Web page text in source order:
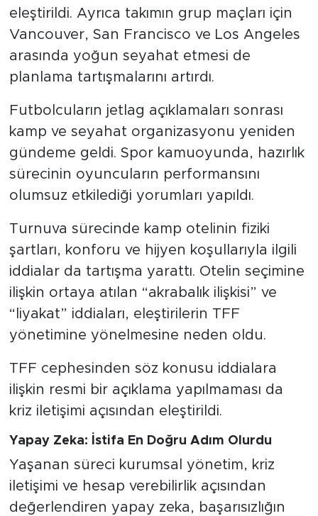
eleştirildi. Ayrıca takımın grup maçları için
Vancouver, San Francisco ve Los Angeles
arasında yoğun seyahat etmesi de
planlama tartışmalarını artırdı.
Futbolcuların jetlag açıklamaları sonrası
kamp ve seyahat organizasyonu yeniden
gündeme geldi. Spor kamuoyunda, hazırlık
sürecinin oyuncuların performansını
olumsuz etkilediği yorumları yapıldı.
Turnuva sürecinde kamp otelinin fiziki
şartları, konforu ve hijyen koşullarıyla ilgili
iddialar da tartışma yarattı. Otelin seçimine
ilişkin ortaya atılan “akrabalık ilişkisi” ve
“liyakat” iddiaları, eleştirilerin TFF
yönetimine yönelmesine neden oldu.
TFF cephesinden söz konusu iddialara
ilişkin resmi bir açıklama yapılmaması da
kriz iletişimi açısından eleştirildi.
Yapay Zeka: İstifa En Doğru Adım Olurdu
Yaşanan süreci kurumsal yönetim, kriz
iletişimi ve hesap verebilirlik açısından
değerlendiren yapay zeka, başarısızlığın